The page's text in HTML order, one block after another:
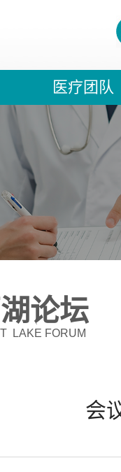
医疗团队
论坛
LAKE FORUM
会